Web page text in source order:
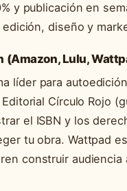
y publicación en
diseño y
(Amazon, Lulu,
líder para
Círculo Rojo
el ISBN y los
tu obra. Wattpad
construir audiencia